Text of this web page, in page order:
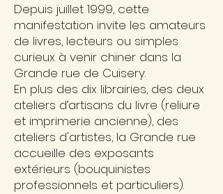
Depuis juillet 1999, cette
manifestation invite les amateurs
de livres, lecteurs ou simples
curieux à venir chiner dans la
Grande rue de Cuisery.
En plus des dix librairies, des deux
ateliers d’artisans du livre (reliure
et imprimerie ancienne), des
ateliers d'artistes, la Grande rue
accueille des exposants
extérieurs (bouquinistes
professionnels et particuliers).